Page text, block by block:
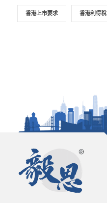
香港上市要求 香港利得稅